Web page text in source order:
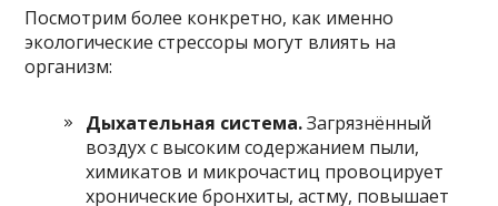
Посмотрим более конкретно, как именно
экологические стрессоры могут влиять на
организм:
Дыхательная система.Загрязнённый
воздух с высоким содержанием пыли,
химикатов и микрочастиц провоцирует
хронические бронхиты, астму, повышает